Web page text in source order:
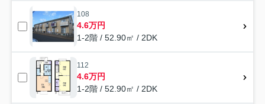
108
4.6万円
1-2階 / 52.90㎡ / 2DK
112
4.6万円
1-2階 / 52.90㎡ / 2DK